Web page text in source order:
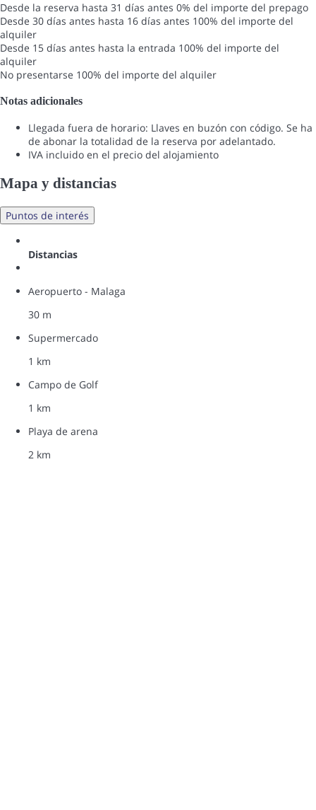
Desde la reserva hasta 31 días antes 0% del importe del prepago
Desde 30 días antes hasta 16 días antes 100% del importe del
alquiler
Desde 15 días antes hasta la entrada 100% del importe del
alquiler
No presentarse 100% del importe del alquiler
Notas adicionales
Llegada fuera de horario: Llaves en buzón con código. Se ha
de abonar la totalidad de la reserva por adelantado.
IVA incluido en el precio del alojamiento
Mapa y distancias
Puntos de interés
Distancias
Aeropuerto - Malaga
30 m
Supermercado
1 km
Campo de Golf
1 km
Playa de arena
2 km